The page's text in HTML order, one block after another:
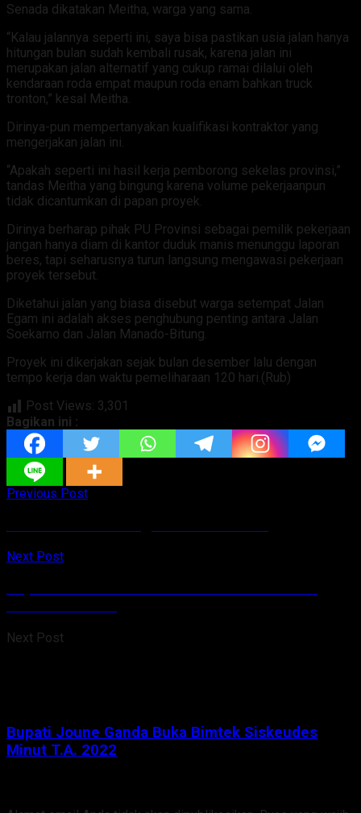
Senada dikatakan Meitha, warga yang sama.
“Kalau jalannya seperti ini, saya bisa pastikan usia jalan hanya
hitungan bulan sudah kembali rusak, karena jalan ini
merupakan jalan alternatif yang cukup ramai dilalui oleh
kendaraan roda empat maupun roda enam bahkan truck
tronton,” kesal Meitha.
Dirinya-pun mempertanyakan kualifikasi kontraktor yang
mengerjakan jalan ini.
“Apakah seperti ini hasil kerja pemborong sekelas provinsi,”
tandas Meitha yang bingung karena volume pekerjaanpun
tidak dicantumkan di papan proyek.
Dirinya berharap pihak PU Provinsi sebagai pemilik pekerjaan
jangan hanya diam di kantor duduk manis menunggu laporan
beres, tapi seharusnya turun langsung mengawasi pekerjaan
proyek tersebut.
Diketahui jalan yang biasa disebut warga setempat Jalan
Egam ini adalah akses penghubung penting antara Jalan
Soekarno dan Jalan Manado-Bitung.
Proyek ini dikerjakan sejak bulan desember lalu dengan
tempo kerja dan waktu pemeliharaan 120 hari.(Rub)
Post Views: 3,301
Bagikan ini :
Previous Post
Next Post
Next Post
Bupati Joune Ganda Buka Bimtek Siskeudes
Minut T.A. 2022